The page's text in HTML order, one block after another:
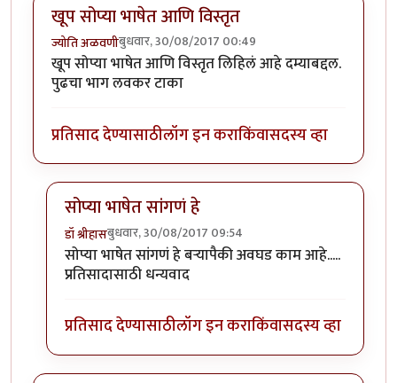
खूप सोप्या भाषेत आणि विस्तृत
ज्योति अळवणीबुधवार, 30/08/2017 00:49
खूप सोप्या भाषेत आणि विस्तृत लिहिलं आहे दम्याबद्दल.
पुढचा भाग लवकर टाका
प्रतिसाद देण्यासाठीलॉग इन कराकिंवासदस्य व्हा
सोप्या भाषेत सांगणं हे
डॉ श्रीहासबुधवार, 30/08/2017 09:54
In reply toखूप सोप्या भाषेत आणि विस्तृतbyज्योति
सोप्या भाषेत सांगणं हे बऱ्यापैकी अवघड काम आहे.....
प्रतिसादासाठी धन्यवाद
प्रतिसाद देण्यासाठीलॉग इन कराकिंवासदस्य व्हा